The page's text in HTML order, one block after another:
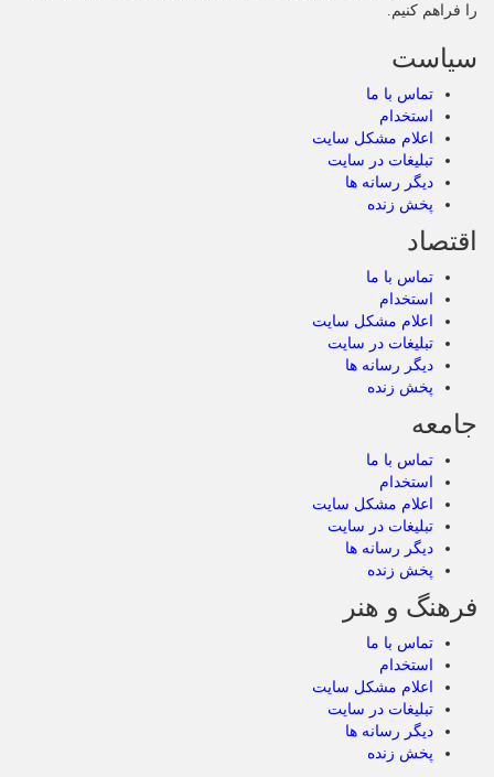
را فراهم کنیم.
سیاست
تماس با ما
استخدام
اعلام مشکل سایت
تبلیغات در سایت
دیگر رسانه ها
پخش زنده
اقتصاد
تماس با ما
استخدام
اعلام مشکل سایت
تبلیغات در سایت
دیگر رسانه ها
پخش زنده
جامعه
تماس با ما
استخدام
اعلام مشکل سایت
تبلیغات در سایت
دیگر رسانه ها
پخش زنده
فرهنگ و هنر
تماس با ما
استخدام
اعلام مشکل سایت
تبلیغات در سایت
دیگر رسانه ها
پخش زنده